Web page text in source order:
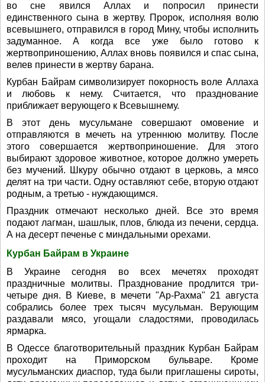
во сне явился Аллах и попросил принести
единственного сына в жертву. Пророк, исполняя волю
всевышнего, отправился в город Мину, чтобы исполнить
задуманное. А когда все уже было готово к
жертвоприношению, Аллах вновь появился и спас сына,
велев принести в жертву барана.
Курбан Байрам символизирует покорность воле Аллаха
и любовь к нему. Считается, что празднование
приближает верующего к Всевышнему.
В этот день мусульмане совершают омовение и
отправляются в мечеть на утреннюю молитву. После
этого совершается жертвоприношение. Для этого
выбирают здоровое животное, которое должно умереть
без мучений. Шкуру обычно отдают в церковь, а мясо
делят на три части. Одну оставляют себе, вторую отдают
родным, а третью - нуждающимся.
Праздник отмечают несколько дней. Все это время
подают лагман, шашлык, плов, блюда из печени, сердца.
А на десерт печенье с миндальными орехами.
Курбан Байрам в Украине
В Украине сегодня во всех мечетях проходят
праздничные молитвы. Празднование продлится три-
четыре дня. В Киеве, в мечети "Ар-Рахма" 21 августа
собрались более трех тысяч мусульман. Верующим
раздавали мясо, угощали сладостями, проводилась
ярмарка.
В Одессе благотворительный праздник Курбан Байрам
проходит на Приморском бульваре. Кроме
мусульманских диаспор, туда были приглашены сироты,